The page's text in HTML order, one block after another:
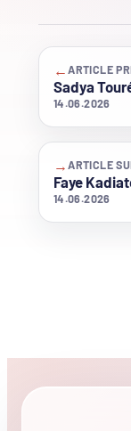
←ARTICLE
Sadya
14.06.2026
→ARTICLE
Faye
14.06.2026